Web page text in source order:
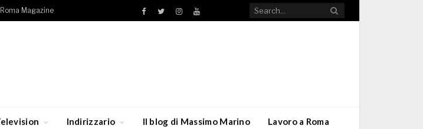
Magazine Facebook
TwitterInstagramYouTube
Indirizzario Il blog di Massimo Marino Lavoro a Roma